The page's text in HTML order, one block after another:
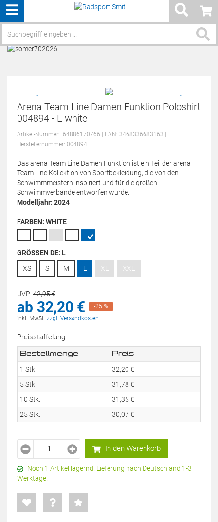
Menü
Service / Hilfe
Arena Team Line Damen Funktion Poloshirt
004894 - L white
Artikel-Nummer: 64886170766 | EAN: 3468336683163
Herstellernummer: 004894
Das arena Team Line Damen Funktion ist ein Teil der arena
Team Line Kollektion von Sportbekleidung, die von den
Schwimmmeistern inspiriert und für die großen
Schwimmverbände entworfen wurde.
Modelljahr: 2024
FARBEN: WHITE
GRÖSSEN DE: L
XS
S M L XL XXL
UVP: 42,95€
ab 32,20 €
-25 %
inkl. MwSt. zzgl. Versandkosten
Preisstaffelung
Bestellmenge Preis
1 Stk. 32,20 €
5 Stk.
31,78 €
10 Stk.
31,35 €
25 Stk.
30,07 €
In den Warenkorb
Noch 1 Artikel lagernd. Lieferung nach Deutschland 1-3
Werktage.